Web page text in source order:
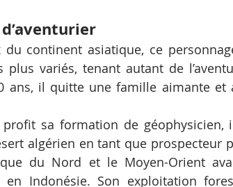
du continent asiatique, ce
plus variés, tenant autant de
ans, il quitte une famille aimante
sa formation de
algérien en tant que prospecteur
du Nord et le Moyen-Orient
en Indonésie. Son exploitation